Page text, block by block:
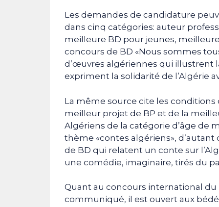
Les demandes de candidature
dans cinq catégories: auteur
meilleure BD pour jeunes,
concours de BD «Nous sommes
d’œuvres algériennes qui illustrent
expriment la solidarité de l’Algérie
La même source cite les
meilleur projet de BP et de la
Algériens de la catégorie d’âge de
thème «contes algériens»,
de BD qui relatent un conte sur
une comédie, imaginaire, tirés du
Quant au concours international
communiqué, il est ouvert aux